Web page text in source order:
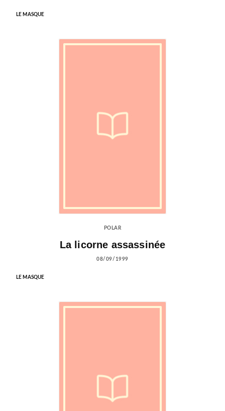
LE MASQUE
POLAR
La licorne assassinée
08/09/1999
LE MASQUE